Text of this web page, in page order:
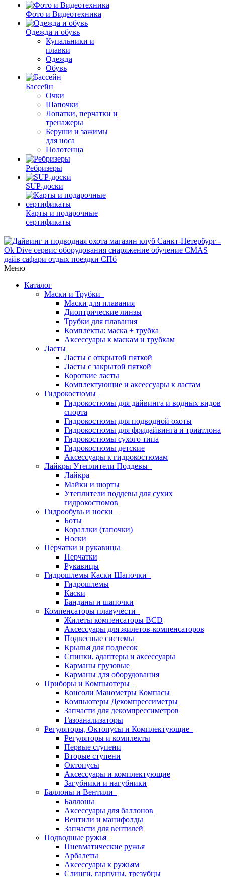
Фото и Видеотехника
Одежда и обувь
Купальники и
плавки
Одежда
Обувь
Бассейн
Очки
Шапочки
Лопатки, перчатки и
тренажеры
Беруши и зажимы
для носа
Полотенца
Ребризеры
SUP-доски
Карты и подарочные
сертификаты
Меню
Каталог
Маски и Трубки
Маски для плавания
Диоптрические линзы
Трубки для плавания
Комплекты: маска + трубка
Аксессуары к маскам и трубкам
Ласты
Ласты с открытой пяткой
Ласты с закрытой пяткой
Короткие ласты
Комплектующие и аксессуары к ластам
Гидрокостюмы
Гидрокостюмы для дайвинга и водных видов
спорта
Гидрокостюмы для подводной охоты
Гидрокостюмы для фридайвинга и триатлона
Гидрокостюмы сухого типа
Гидрокостюмы детские
Аксессуары к гидрокостюмам
Лайкры Утеплители Поддевы
Лайкра
Майки и шорты
Утеплители поддевы для сухих
гидрокостюмов
Гидрообувь и носки
Боты
Кораллки (тапочки)
Носки
Перчатки и рукавицы
Перчатки
Рукавицы
Гидрошлемы Каски Шапочки
Гидрошлемы
Каски
Банданы и шапочки
Компенсаторы плавучести
Жилеты компенсаторы BCD
Аксессуары для жилетов-компенсаторов
Подвесные системы
Крылья для подвесок
Спинки, адаптеры и аксессуары
Карманы грузовые
Карманы для оборудования
Приборы и Компьютеры
Консоли Манометры Компасы
Компьютеры Декомпрессиметры
Запчасти для декомпрессиметров
Газоанализаторы
Регуляторы, Октопусы и Комплектующие
Регуляторы и комплекты
Первые ступени
Вторые ступени
Октопусы
Аксессуары и комплектующие
Загубники и нагубники
Баллоны и Вентили
Баллоны
Аксессуары для баллонов
Вентили и манифолды
Запчасти для вентилей
Подводные ружья
Пневматические ружья
Арбалеты
Аксессуары к ружьям
Слинги, гарпуны, трезубцы